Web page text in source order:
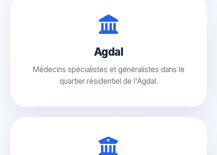
Agdal
Médecins spécialistes et généralistes dans le
quartier résidentiel de l'Agdal.